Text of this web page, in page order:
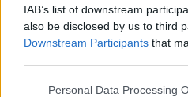
IAB’s list of downstream
also be disclosed by us to third
Downstream Participants that
Please note that this website/
Personal Data Processing